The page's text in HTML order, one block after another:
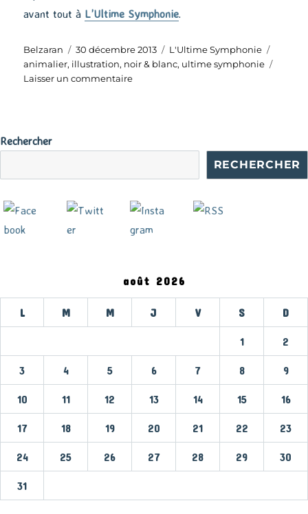
avant tout à L’Ultime Symphonie.
Auteur
Belzaran
Publié
le
30 décembre 2013 Catégories
L'Ultime Symphonie
animalier, illustration, noir & blanc, ultime symphonie
Laisser un commentairesur
#3
Rechercher
RECHERCHER
août 2026
L M M J V S D
1 2
3 4 5 6 7 8 9
10 11 12 13 14 15 16
17 18 19 20 21 22 23
24 25 26 27 28 29 30
31